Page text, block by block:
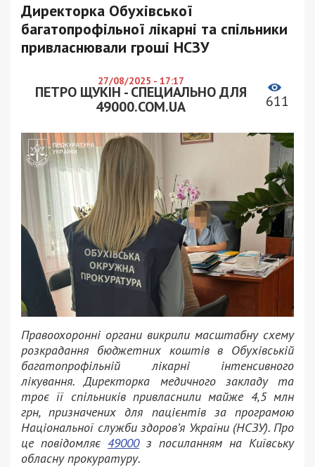
Директорка Обухівської
багатопрофільної лікарні та спільники
привласнювали гроші НСЗУ
27/08/2025 - 17:17
ПЕТРО ЩУКІН - СПЕЦИАЛЬНО ДЛЯ
49000.COM.UA
611
Правоохоронні органи викрили масштабну схему
розкрадання бюджетних коштів в Обухівській
багатопрофільній лікарні інтенсивного
лікування. Директорка медичного закладу та
троє її спільників привласнили майже 4,5 млн
грн, призначених для пацієнтів за програмою
Національної служби здоров’я України (НСЗУ). Про
це повідомляє 49000з посиланням на Київську
обласну прокуратуру.